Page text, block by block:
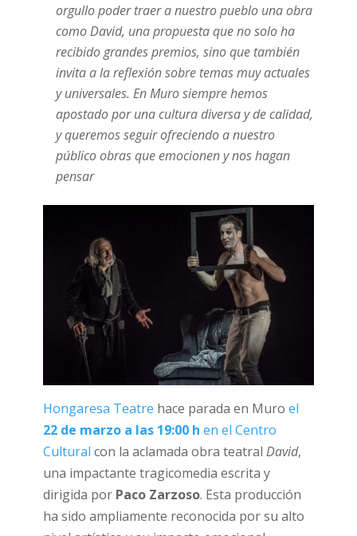
orgullo poder traer a nuestro pueblo una obra
como David, una propuesta que no solo ha
recibido grandes premios, sino que también
invita a la reflexión sobre temas muy actuales
y universales. En Muro siempre hemos
apostado por una cultura diversa y de calidad,
y queremos seguir ofreciendo a nuestro
público obras que emocionen y nos hagan
pensar
Hongaresa Teatre hace parada en Muro el
22 de marzo a las 19:00 h en el Centro
Cultural con la aclamada obra teatral David,
una impactante tragicomedia escrita y
dirigida por Paco Zarzoso. Esta producción
ha sido ampliamente reconocida por su alto